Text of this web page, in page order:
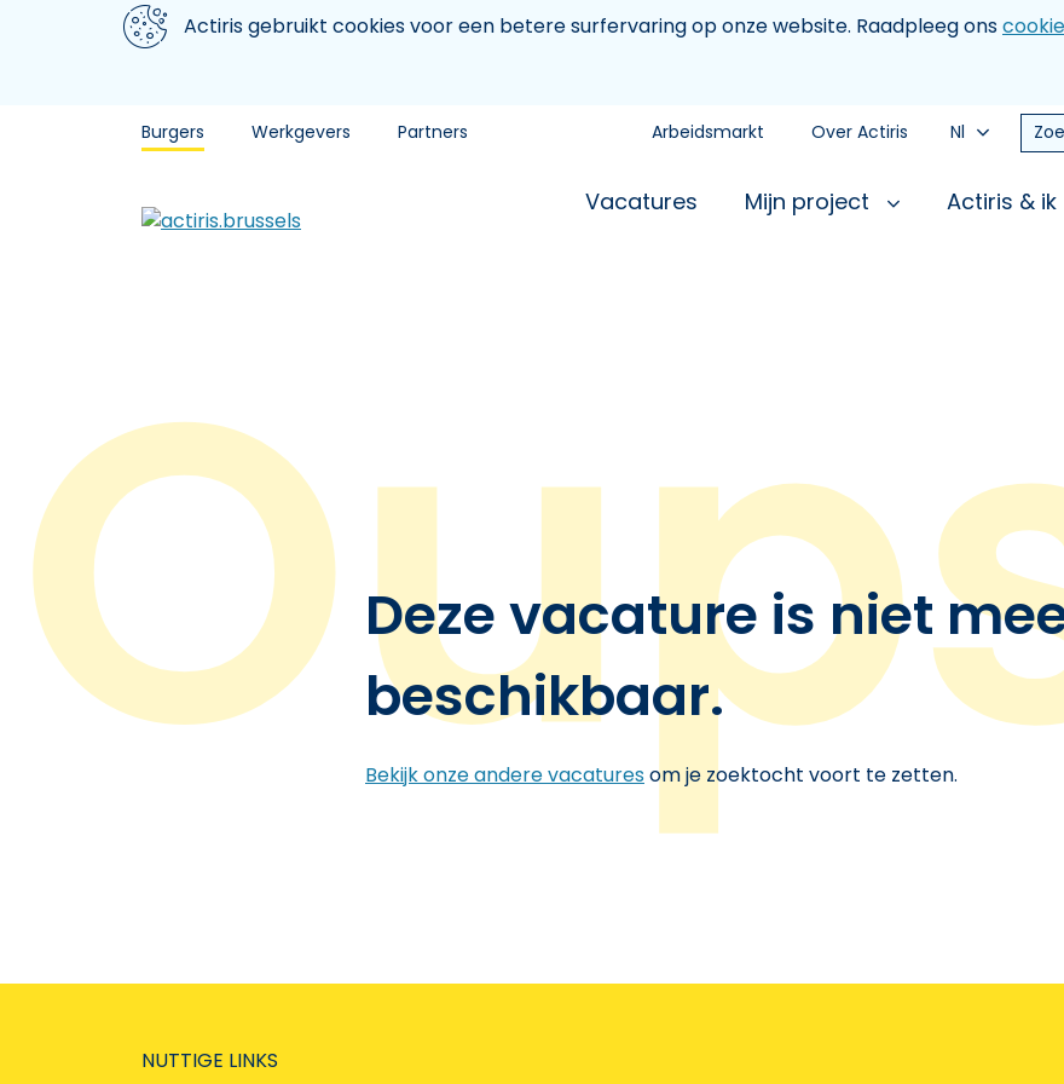
Aller au contenu principal
We gebruiken cookiesActiris gebruikt cookies voor een betere surfervaring op onze website. Raadpleeg ons
Burgers Werkgevers Partners Arbeidsmarkt Over Actiris Nl
Vacatures Mijn project Actiris & ik
Deze vacature is niet
beschikbaar.
Bekijk onze andere vacaturesom je zoektocht voort te zetten.
NUTTIGE LINKS